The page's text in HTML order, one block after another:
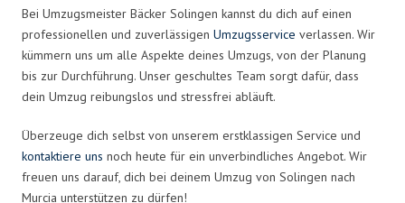
Bei Umzugsmeister Bäcker Solingen kannst du dich auf einen
professionellen und zuverlässigen Umzugsservice verlassen. Wir
kümmern uns um alle Aspekte deines Umzugs, von der Planung
bis zur Durchführung. Unser geschultes Team sorgt dafür, dass
dein Umzug reibungslos und stressfrei abläuft.
Überzeuge dich selbst von unserem erstklassigen Service und
kontaktiere uns noch heute für ein unverbindliches Angebot. Wir
freuen uns darauf, dich bei deinem Umzug von Solingen nach
Murcia unterstützen zu dürfen!